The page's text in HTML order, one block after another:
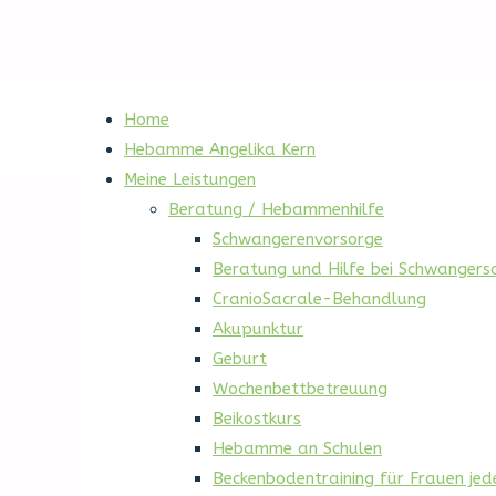
Home
Hebamme Angelika Kern
Meine Leistungen
Beratung / Hebammenhilfe
Schwangerenvorsorge
Beratung und Hilfe bei
CranioSacrale-Behandlung
Akupunktur
Geburt
Wochenbettbetreuung
Beikostkurs
Hebamme an Schulen
Beckenbodentraining für Frauen